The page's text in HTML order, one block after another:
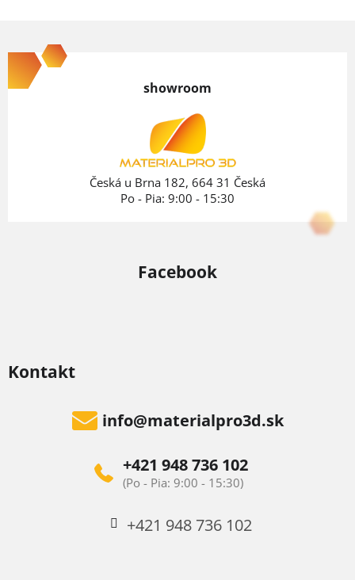
á
p
Kontakt
info@materialpro3d.sk
+421 948 736 102
+421 948 736 102
showroom
Česká u Brna 182, 664 31 Česká
Po - Pia: 9:00 - 15:30
Facebook